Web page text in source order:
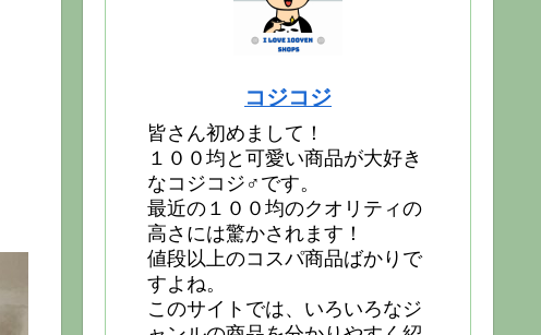
コジコジ
皆さん初めまして！
１００均と可愛い商品が大好き
なコジコジ♂です。
最近の１００均のクオリティの
高さには驚かされます！
値段以上のコスパ商品ばかりで
すよね。
このサイトでは、いろいろなジ